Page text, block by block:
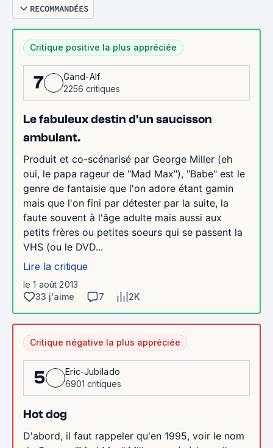
RECOMMANDÉES
Critique positive la plus appréciée
7
Gand-Alf
2256 critiques
Le fabuleux destin d'un saucisson
ambulant.
Produit et co-scénarisé par George Miller (eh
oui, le papa rageur de "Mad Max"), "Babe" est le
genre de fantaisie que l'on adore étant gamin
mais que l'on fini par détester par la suite, la
faute souvent à l'âge adulte mais aussi aux
petits frères ou petites soeurs qui se passent la
VHS (ou le DVD...
Lire la critique
le 1 août 2013
33 j'aime
7 2K
Critique négative la plus appréciée
5
Eric-Jubilado
6901 critiques
Hot dog
D'abord, il faut rappeler qu'en 1995, voir le nom